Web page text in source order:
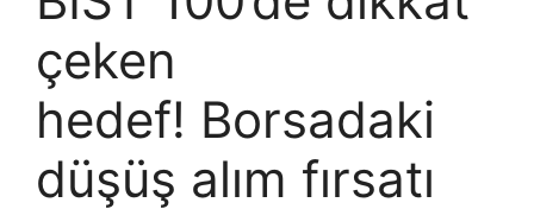
çeken
hedef! Borsadaki
düşüş alım fırsatı